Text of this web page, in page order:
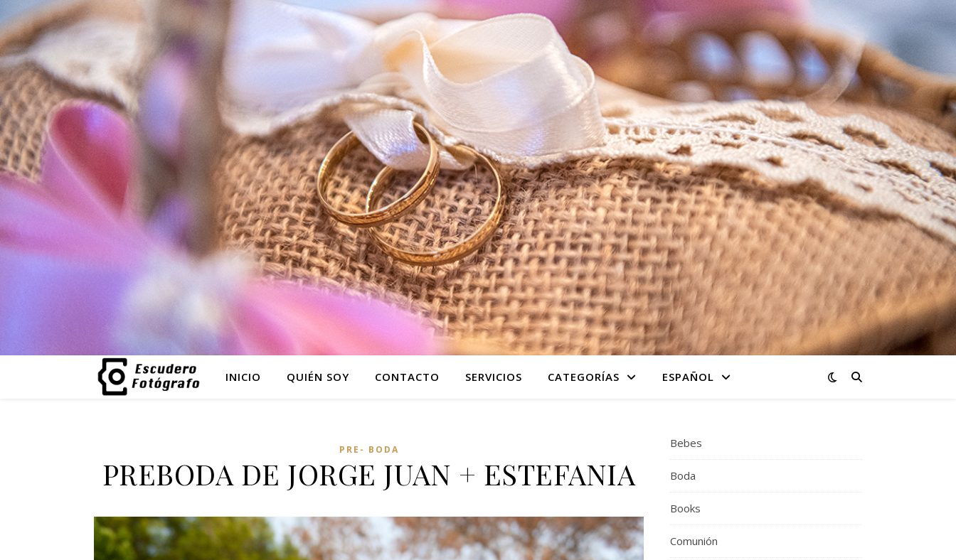
INICIO QUIÉN SOY CONTACTO SERVICIOS CATEGORÍAS ESPAÑOL
PRE- BODA
PREBODA DE JORGE JUAN + ESTEFANIA
Bebes
Boda
Books
Comunión